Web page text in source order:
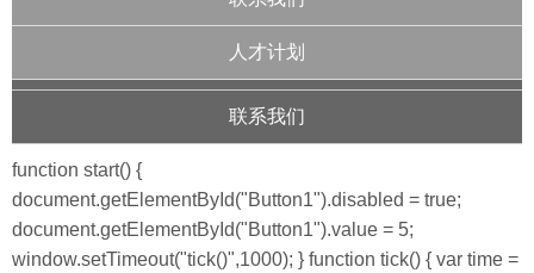
人才计划
联系我们
function start() {
document.getElementById("Button1").disabled = true;
document.getElementById("Button1").value = 5;
window.setTimeout("tick()",1000); } function tick() { var time =